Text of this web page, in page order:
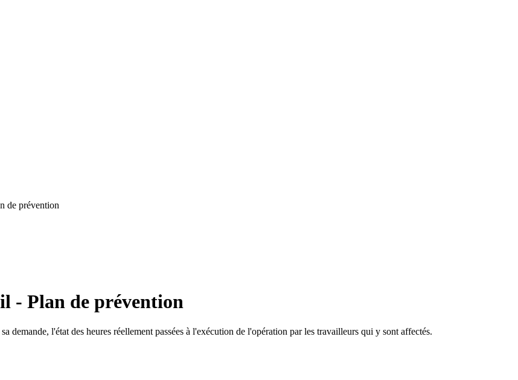
de prévention
- Plan de prévention
demande, l'état des heures réellement passées à l'exécution de l'opération par les travailleurs qui y sont affectés.